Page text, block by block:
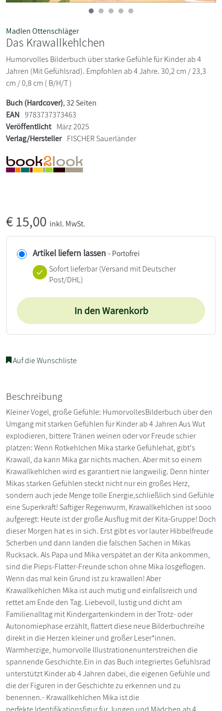
Madlen Ottenschläger
Das Krawallkehlchen
Humorvolles Bilderbuch über starke Gefühle für Kinder ab 4
Jahren (Mit Gefühlsrad). Empfohlen ab 4 Jahre. 30,2 cm / 23,3
cm / 0,8 cm ( B/H/T )
Buch (Hardcover), 32 Seiten
EAN 9783737373463
Veröffentlicht März 2025
Verlag/Hersteller FISCHER Sauerländer
€15,00 inkl. MwSt.
Artikel liefern lassen - Portofrei
Sofort lieferbar(Versand mit Deutscher
Post/DHL)
In den Warenkorb
Auf die Wunschliste
Beschreibung
Kleiner Vogel, große Gefühle: HumorvollesBilderbuch über den
Umgang mit starken Gefühlen für Kinder ab 4 Jahren Aus Wut
explodieren, bittere Tränen weinen oder vor Freude schier
platzen: Wenn Rotkehlchen Mika starke Gefühlehat, gibt's
Krawall, da kann Mika gar nichts machen. Aber mit so einem
Krawallkehlchen wird es garantiert nie langweilig. Denn hinter
Mikas starken Gefühlen steckt nicht nur ein großes Herz,
sondern auch jede Menge tolle Energie,schließlich sind Gefühle
eine Superkraft! Saftiger Regenwurm, Krawallkehlchen ist sooo
aufgeregt: Heute ist der große Ausflug mit der Kita-Gruppe! Doch
dieser Morgen hat es in sich. Erst gibt es vor lauter Hibbelfreude
Scherben und dann landen die falschen Sachen in Mikas
Rucksack. Als Papa und Mika verspätet an der Kita ankommen,
sind die Pieps-Flatter-Freunde schon ohne Mika losgeflogen.
Wenn das mal kein Grund ist zu krawallen! Aber
Krawallkehlchen Mika ist auch mutig und einfallsreich und
rettet am Ende den Tag. Liebevoll, lustig und dicht am
Familienalltag mit Kindergartenkindern in der Trotz- oder
Autonomiephase erzählt, flattert diese neue Bilderbuchreihe
direkt in die Herzen kleiner und großer Leser*innen.
Warmherzige, humorvolle Illustrationenunterstreichen die
spannende Geschichte.Ein in das Buch integriertes Gefühlsrad
unterstützt Kinder ab 4 Jahren dabei, die eigenen Gefühle und
die der Figuren in der Geschichte zu erkennen und zu
benennen.- Krawallkehlchen Mika ist die